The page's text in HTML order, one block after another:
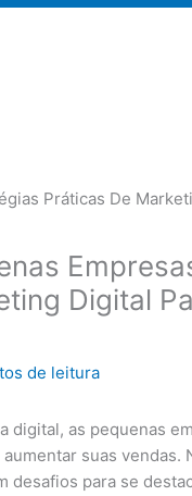
Práticas De
Digital
de leitura
digital, as pequenas
suas vendas.
desafios para se